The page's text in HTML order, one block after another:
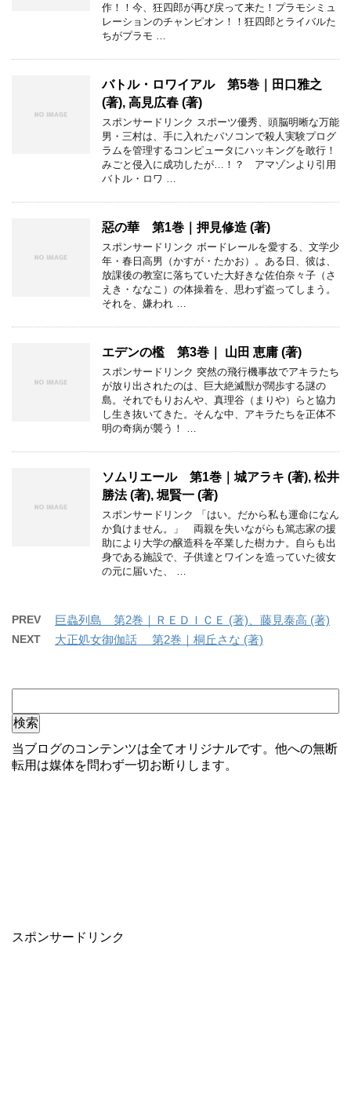
作！！今、狂四郎が再び戻って来た！プラモシミュ
レーションのチャンピオン！！狂四郎とライバルた
ちがプラモ …
バトル・ロワイアル 第5巻｜田口雅之
(著), 高見広春 (著)
スポンサードリンク スポーツ優秀、頭脳明晰な万能
男・三村は、手に入れたパソコンで殺人実験プログ
ラムを管理するコンピュータにハッキングを敢行！
みごと侵入に成功したが…！？ アマゾンより引用
バトル・ロワ …
惡の華 第1巻｜押見修造 (著)
スポンサードリンク ボードレールを愛する、文学少
年・春日高男（かすが・たかお）。ある日、彼は、
放課後の教室に落ちていた大好きな佐伯奈々子（さ
えき・ななこ）の体操着を、思わず盗ってしまう。
それを、嫌われ …
エデンの檻 第3巻｜ 山田 恵庸 (著)
スポンサードリンク 突然の飛行機事故でアキラたち
が放り出されたのは、巨大絶滅獣が闊歩する謎の
島。それでもりおんや、真理谷（まりや）らと協力
し生き抜いてきた。そんな中、アキラたちを正体不
明の奇病が襲う！ …
ソムリエール 第1巻｜城アラキ (著), 松井
勝法 (著), 堀賢一 (著)
スポンサードリンク 「はい。だから私も運命になん
か負けません。」 両親を失いながらも篤志家の援
助により大学の醸造科を卒業した樹カナ。自らも出
身である施設で、子供達とワインを造っていた彼女
の元に届いた、 …
PREV 巨蟲列島 第2巻｜ＲＥＤＩＣＥ (著)、藤見泰高 (著)
NEXT 大正処女御伽話 第2巻｜桐丘さな (著)
当ブログのコンテンツは全てオリジナルです。他への無断
転用は媒体を問わず一切お断りします。
スポンサードリンク